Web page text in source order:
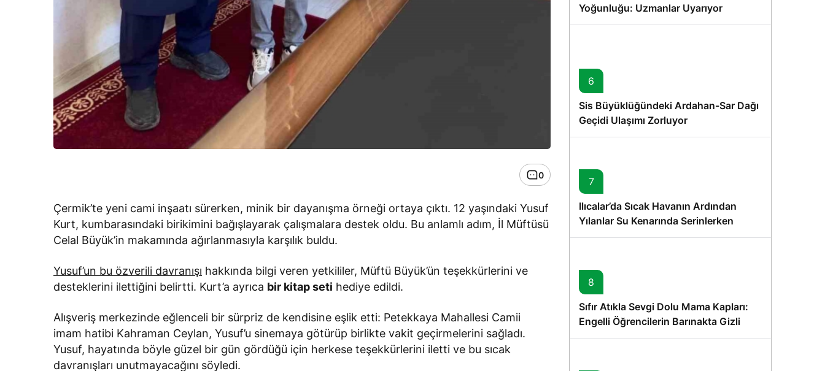
0
Çermik’te yeni cami inşaatı sürerken, minik bir dayanışma örneği ortaya çıktı. 12 yaşındaki Yusuf
Kurt, kumbarasındaki birikimini bağışlayarak çalışmalara destek oldu. Bu anlamlı adım, İl Müftüsü
Celal Büyük’in makamında ağırlanmasıyla karşılık buldu.
Yusuf’un bu özverili davranışı hakkında bilgi veren yetkililer, Müftü Büyük’ün teşekkürlerini ve
desteklerini ilettiğini belirtti. Kurt’a ayrıca bir kitap seti hediye edildi.
Alışveriş merkezinde eğlenceli bir sürpriz de kendisine eşlik etti: Petekkaya Mahallesi Camii
imam hatibi Kahraman Ceylan, Yusuf’u sinemaya götürüp birlikte vakit geçirmelerini sağladı.
Yusuf, hayatında böyle güzel bir gün gördüğü için herkese teşekkürlerini iletti ve bu sıcak
davranışları unutmayacağını söyledi.
Yoğunluğu: Uzmanlar Uyarıyor
6
Sis Büyüklüğündeki Ardahan-Sar Dağı
Geçidi Ulaşımı Zorluyor
7
Ilıcalar’da Sıcak Havanın Ardından
Yılanlar Su Kenarında Serinlerken
Görüntülendi
8
Sıfır Atıkla Sevgi Dolu Mama Kapları:
Engelli Öğrencilerin Barınakta Gizli
Dostları İçin Gönüllü Proje